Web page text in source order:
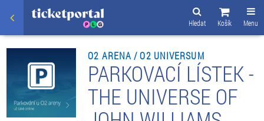
Menu
Košík
Hledat
O2 ARENA / O2 UNIVERSUM
PARKOVACÍ LÍSTEK -
THE UNIVERSE OF